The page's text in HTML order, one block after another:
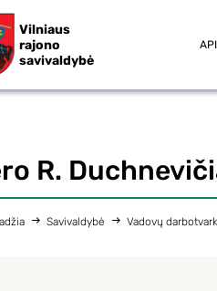
Vilniaus
rajono
savivaldybė
R.
Savivaldybė Vadovų